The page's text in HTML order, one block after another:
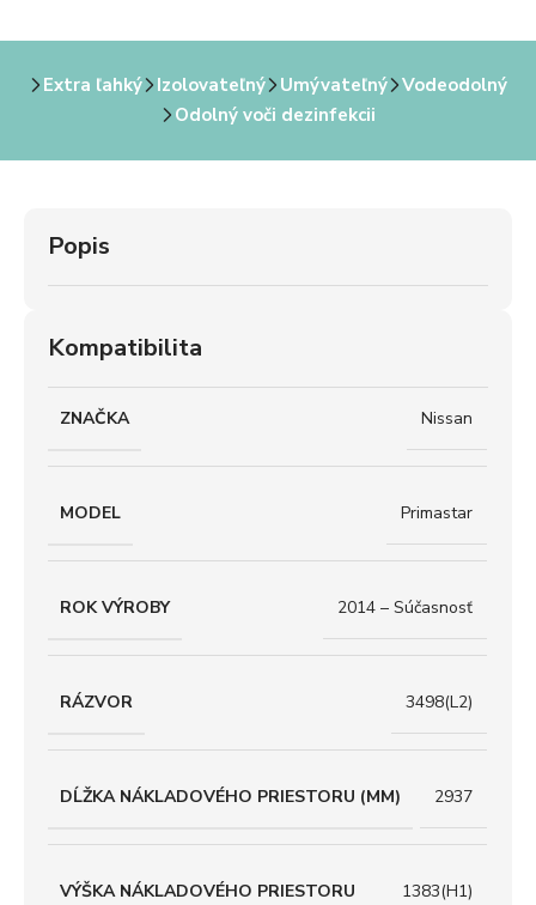
Extra ľahký Izolovateľný Umývateľný
Vodeodolný
Odolný voči dezinfekcii
Popis
Kompatibilita
ZNAČKA Nissan
MODEL Primastar
ROK VÝROBY 2014 – Súčasnosť
RÁZVOR 3498(L2)
DĹŽKA NÁKLADOVÉHO PRIESTORU (MM) 2937
VÝŠKA NÁKLADOVÉHO PRIESTORU 1383(H1)